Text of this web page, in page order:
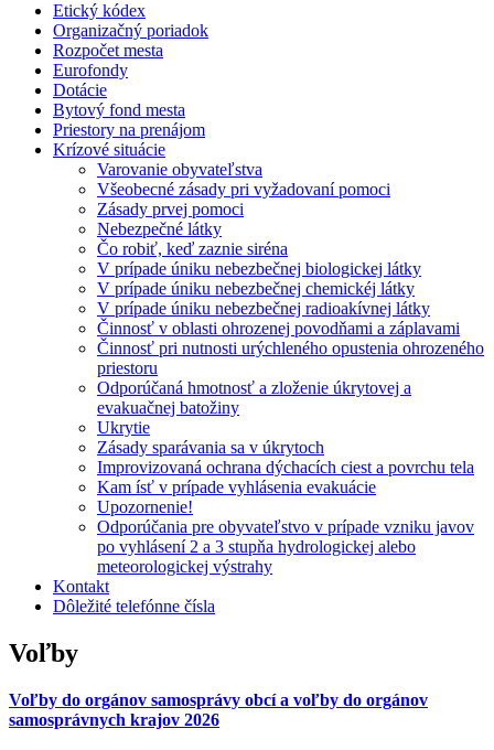
Etický kódex
Organizačný poriadok
Rozpočet mesta
Eurofondy
Dotácie
Bytový fond mesta
Priestory na prenájom
Krízové situácie
Varovanie obyvateľstva
Všeobecné zásady pri vyžadovaní pomoci
Zásady prvej pomoci
Nebezpečné látky
Čo robiť, keď zaznie siréna
V prípade úniku nebezbečnej biologickej látky
V prípade úniku nebezbečnej chemickéj látky
V prípade úniku nebezbečnej radioakívnej látky
Činnosť v oblasti ohrozenej povodňami a záplavami
Činnosť pri nutnosti urýchleného opustenia ohrozeného
priestoru
Odporúčaná hmotnosť a zloženie úkrytovej a
evakuačnej batožiny
Ukrytie
Zásady sparávania sa v úkrytoch
Improvizovaná ochrana dýchacích ciest a povrchu tela
Kam ísť v prípade vyhlásenia evakuácie
Upozornenie!
Odporúčania pre obyvateľstvo v prípade vzniku javov
po vyhlásení 2 a 3 stupňa hydrologickej alebo
meteorologickej výstrahy
Kontakt
Dôležité telefónne čísla
Voľby
Voľby do orgánov samosprávy obcí a voľby do orgánov
samosprávnych krajov 2026